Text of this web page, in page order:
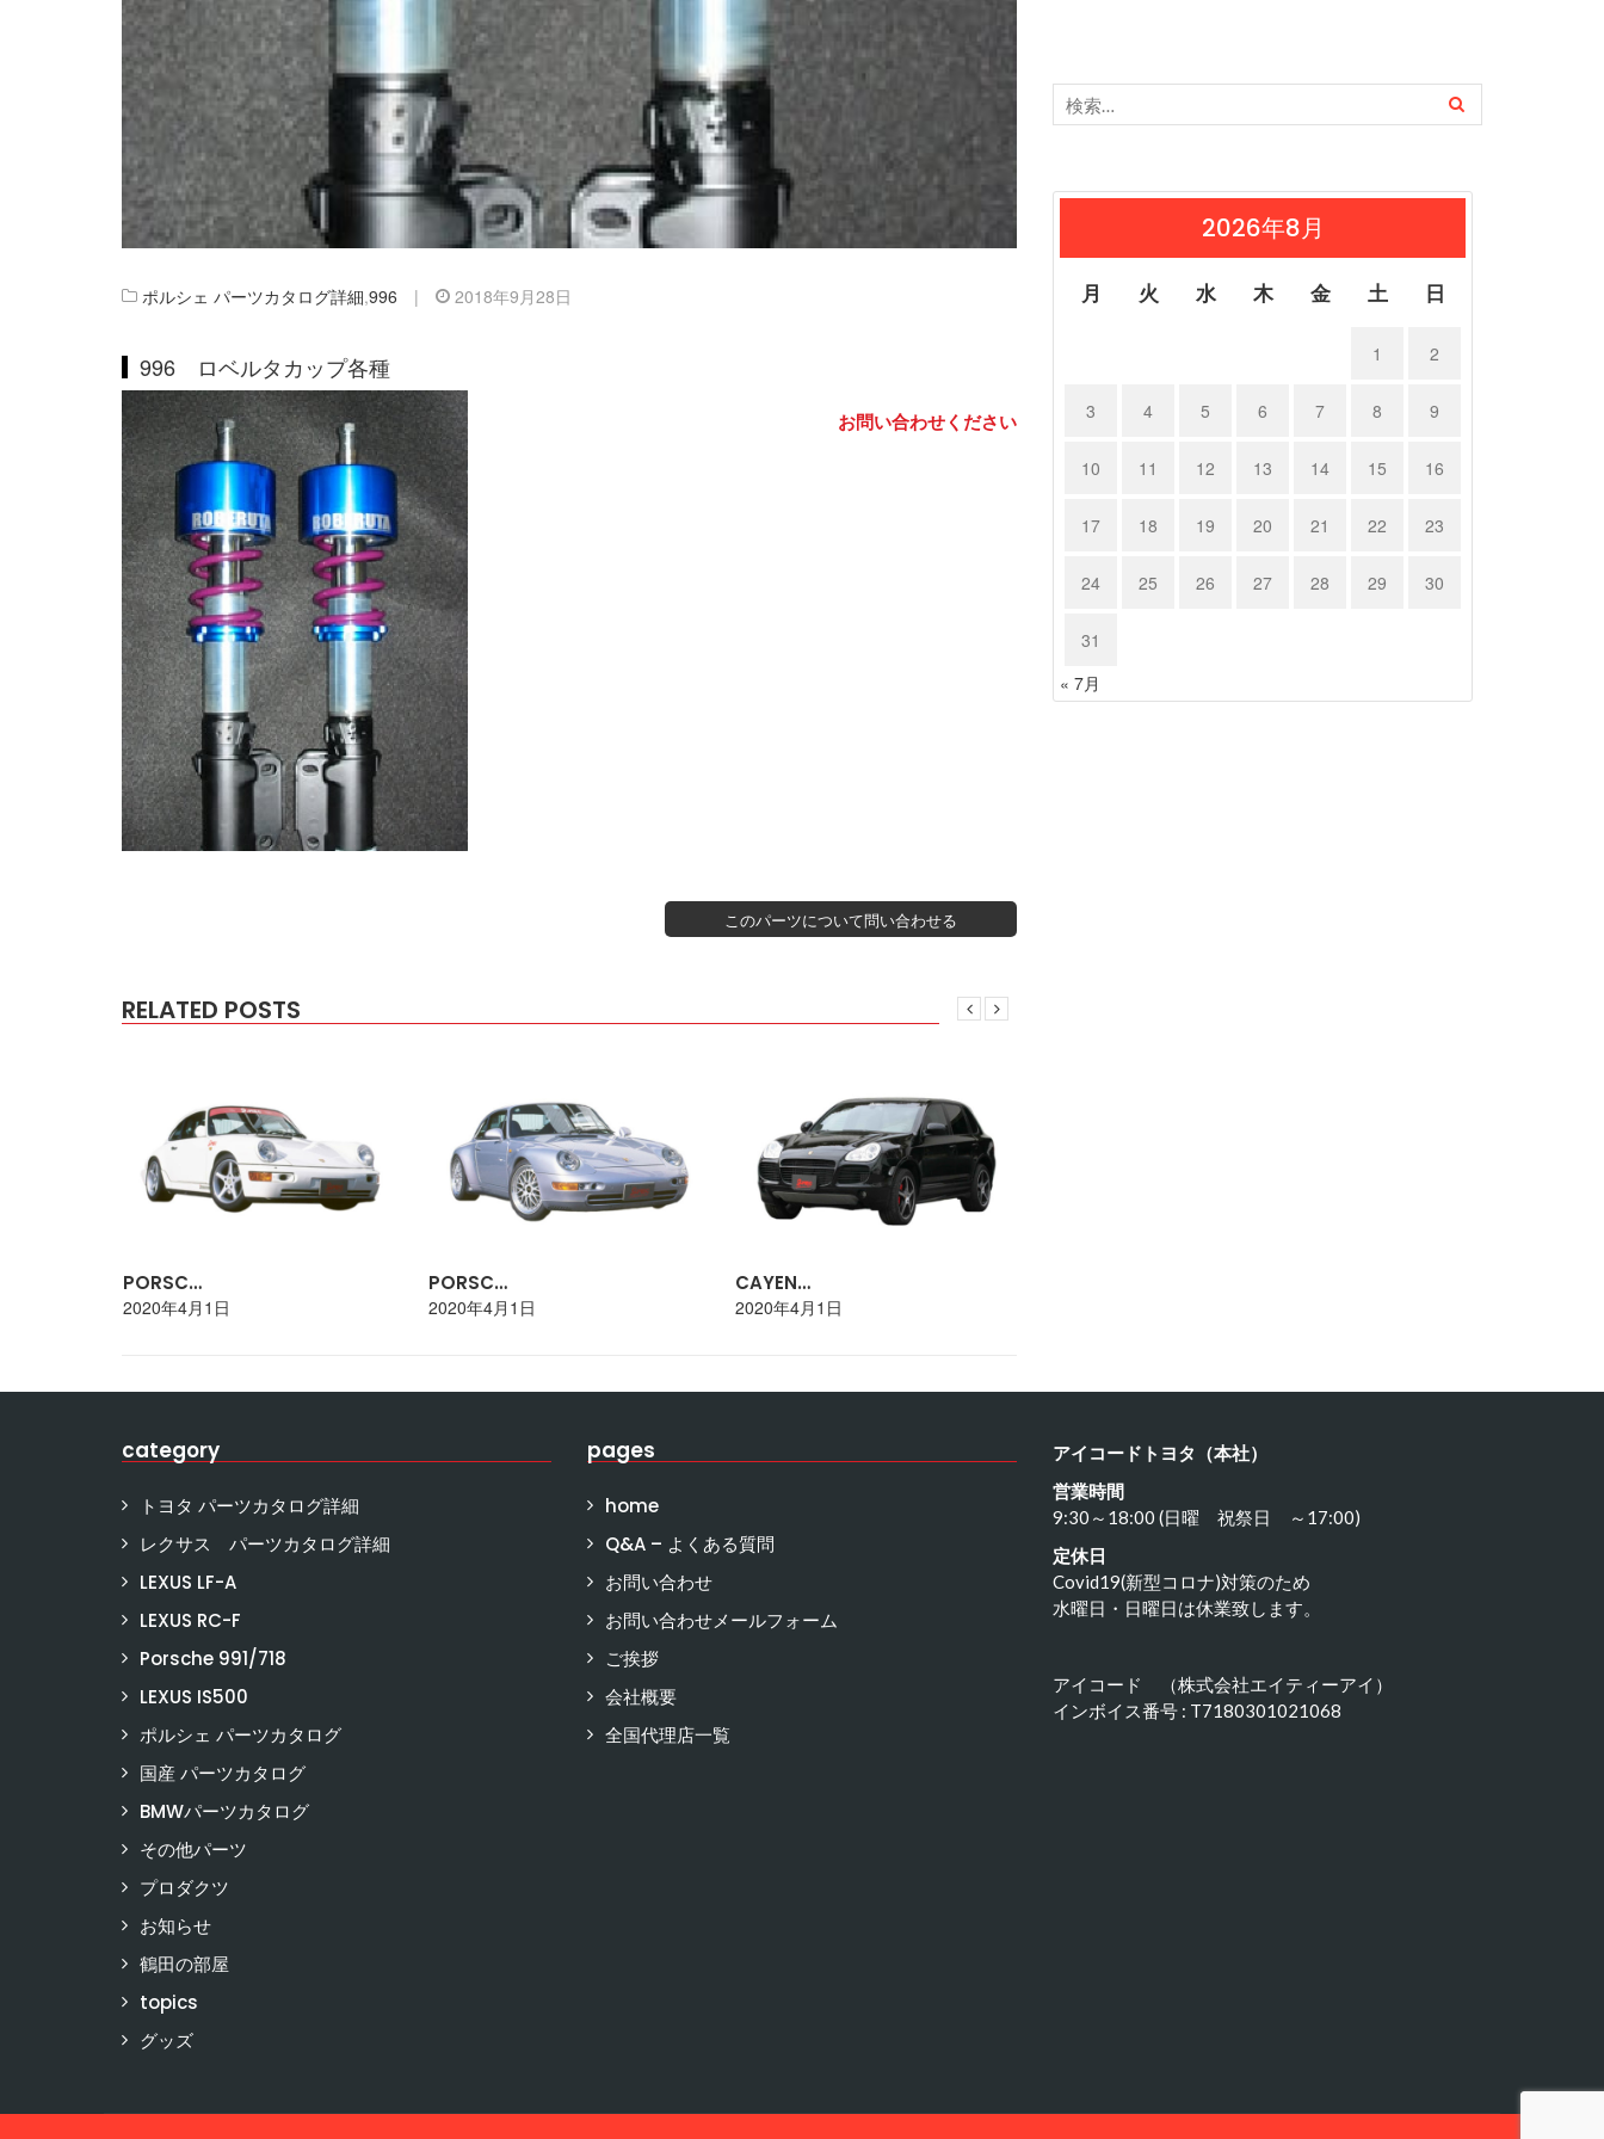
ポルシェ パーツカタログ詳細,996 | 2018年9月28日
996 ロベルタカップ各種
お問い合わせください
このパーツについて問い合わせる
RELATED POSTS
PORSC…
2020年4月1日
PORSC…
2020年4月1日
CAYEN…
2020年4月1日
2026年8月
月 火 水 木 金 土 日
1 2
3 4 5 6 7 8 9
10 11 12 13 14 15 16
17 18 19 20 21 22 23
24 25 26 27 28 29 30
31
« 7月
category
トヨタ パーツカタログ詳細
レクサス パーツカタログ詳細
LEXUS LF-A
LEXUS RC-F
Porsche 991/718
LEXUS IS500
ポルシェ パーツカタログ
国産 パーツカタログ
BMWパーツカタログ
その他パーツ
プロダクツ
お知らせ
鶴田の部屋
topics
グッズ
pages
home
Q&A – よくある質問
お問い合わせ
お問い合わせメールフォーム
ご挨拶
会社概要
全国代理店一覧
アイコードトヨタ（本社）
営業時間
9:30～18:00 (日曜 祝祭日 ～17:00)
定休日
Covid19(新型コロナ)対策のため
水曜日・日曜日は休業致します。
アイコード （株式会社エイティーアイ）
インボイス番号 : T7180301021068